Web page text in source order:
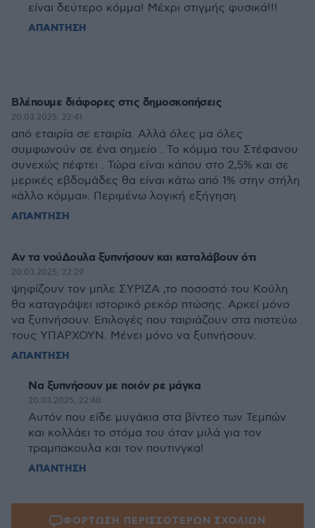
είναι δεύτερο κόμμα! Μέχρι στιγμής φυσικά!!!
ΑΠΑΝΤΗΣΗ
Βλέπουμε διάφορες στις δημοσκοπήσεις
20.03.2025, 22:41
από εταιρία σε εταιρία. Αλλά όλες μα όλες
συμφωνούν σε ένα σημείο . Το κόμμα του Στέφανου
συνεχώς πέφτει . Τώρα είναι κάπου στο 2,5% και σε
μερικές εβδομάδες θα είναι κάτω από 1% στην στήλη
«άλλο κόμμα». Περιμένω λογική εξήγηση
ΑΠΑΝΤΗΣΗ
Αν τα νούΔουλα ξυπνήσουν και καταλάβουν ότι
20.03.2025, 22:29
ψηφίζουν τον μπλε ΣΥΡΙΖΑ ,το ποσοστό του Κούλη
θα καταγράψει ιστορικό ρεκόρ πτώσης. Αρκεί μόνο
να ξυπνήσουν. Επιλογές που ταιριάζουν στα πιστεύω
τους ΥΠΑΡΧΟΥΝ. Μένει μόνο να ξυπνήσουν.
ΑΠΑΝΤΗΣΗ
Να ξυπνήσουν με ποιόν ρε μάγκα
20.03.2025, 22:40
Αυτόν που είδε μυγάκια στα βίντεο των Τεμπών
και κολλάει το στόμα του όταν μιλά για τον
τραμπακουλα και τον πουτινγκα!
ΑΠΑΝΤΗΣΗ
ΦΟΡΤΩΣΗ ΠΕΡΙΣΣΟΤΕΡΩΝ ΣΧΟΛΙΩΝ